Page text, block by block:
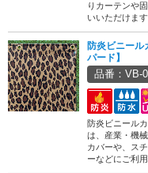
りカーテンや
いいただけます
防炎ビニール
パード】
品番：VB-
防炎ビニール
は、産業・機
カバーや、ス
ーなどにご利